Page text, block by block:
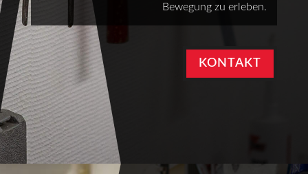
Bewegung zu erleben.
KONTAKT